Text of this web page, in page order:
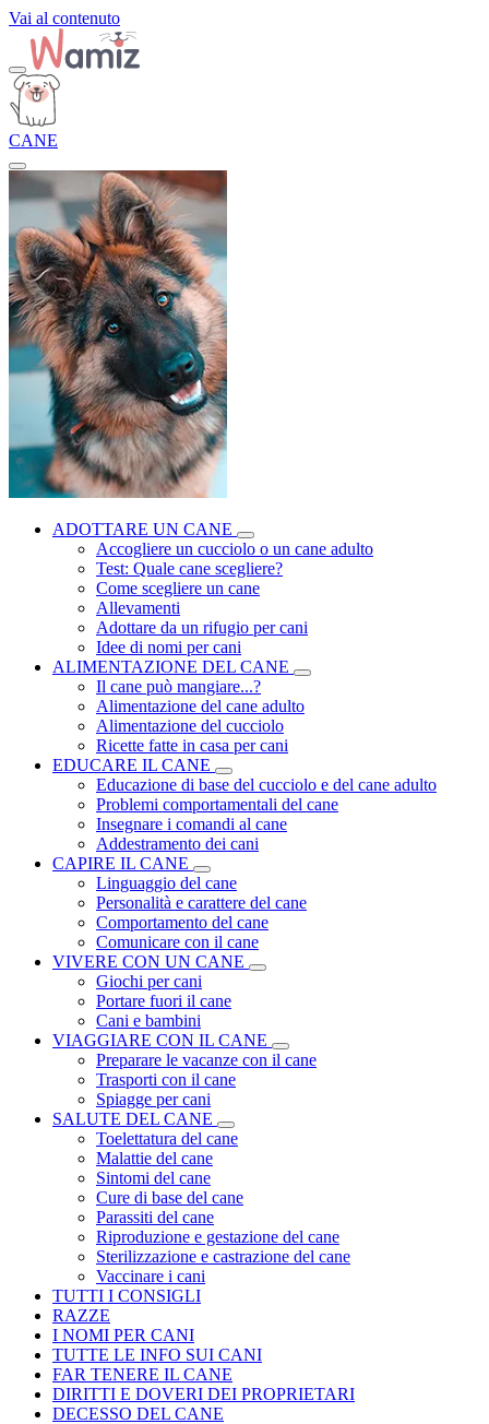
Vai al contenuto
CANE
ADOTTARE UN CANE
Accogliere un cucciolo o un cane adulto
Test: Quale cane scegliere?
Come scegliere un cane
Allevamenti
Adottare da un rifugio per cani
Idee di nomi per cani
ALIMENTAZIONE DEL CANE
Il cane può mangiare...?
Alimentazione del cane adulto
Alimentazione del cucciolo
Ricette fatte in casa per cani
EDUCARE IL CANE
Educazione di base del cucciolo e del cane adulto
Problemi comportamentali del cane
Insegnare i comandi al cane
Addestramento dei cani
CAPIRE IL CANE
Linguaggio del cane
Personalità e carattere del cane
Comportamento del cane
Comunicare con il cane
VIVERE CON UN CANE
Giochi per cani
Portare fuori il cane
Cani e bambini
VIAGGIARE CON IL CANE
Preparare le vacanze con il cane
Trasporti con il cane
Spiagge per cani
SALUTE DEL CANE
Toelettatura del cane
Malattie del cane
Sintomi del cane
Cure di base del cane
Parassiti del cane
Riproduzione e gestazione del cane
Sterilizzazione e castrazione del cane
Vaccinare i cani
TUTTI I CONSIGLI
RAZZE
I NOMI PER CANI
TUTTE LE INFO SUI CANI
FAR TENERE IL CANE
DIRITTI E DOVERI DEI PROPRIETARI
DECESSO DEL CANE